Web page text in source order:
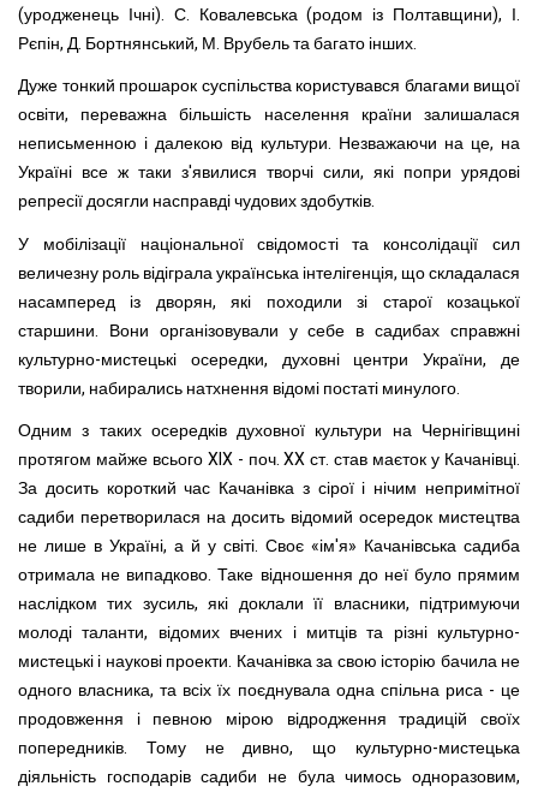
(уродженець Ічні). С. Ковалевська (родом із Полтавщини), І.
Рєпін, Д. Бортнянський, М. Врубель та багато інших.
Дуже тонкий прошарок суспільства користувався благами вищої
освіти, переважна більшість населення країни зали­шалася
неписьменною і далекою від культури. Незважаючи на це, на
Україні все ж таки з'явилися творчі сили, які попри урядові
репресії досягли насправді чудових здобутків.
У мобілізації національної свідомості та консолідації сил
величезну роль відіграла українська інтелігенція, що склада­лася
насамперед із дворян, які походили зі старої козацької
старшини. Вони організовували у себе в садибах справжні
культурно-мистецькі осередки, духовні центри України, де
творили, набирались натхнення відомі постаті минулого.
Одним з таких осередків духовної культури на Чернігів­щині
протягом майже всього XIX - поч. XX ст. став маєток у Качанівці.
За досить короткий час Качанівка з сірої і нічим непримітної
садиби перетворилася на досить відомий осе­редок мистецтва
не лише в Україні, а й у світі. Своє «ім'я» Качанівська садиба
отримала не випадково. Таке відношення до неї було прямим
наслідком тих зусиль, які доклали її влас­ники, підтримуючи
молоді таланти, відомих вчених і митців та різні культурно-
мистецькі і наукові проекти. Качанівка за свою історію бачила не
одного власника, та всіх їх поєдну­вала одна спільна риса - це
продовження і певною мірою відродження традицій своїх
попередників. Тому не дивно, що культурно-мистецька
діяльність господарів садиби не була чимось одноразовим,